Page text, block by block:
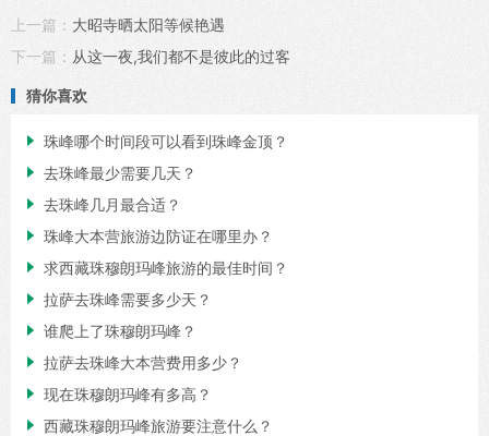
上一篇： 大昭寺晒太阳等候艳遇
下一篇： 从这一夜,我们都不是彼此的过客
猜你喜欢
 珠峰哪个时间段可以看到珠峰金顶？
 去珠峰最少需要几天？
 去珠峰几月最合适？
 珠峰大本营旅游边防证在哪里办？
 求西藏珠穆朗玛峰旅游的最佳时间？
 拉萨去珠峰需要多少天？
 谁爬上了珠穆朗玛峰？
 拉萨去珠峰大本营费用多少？
 现在珠穆朗玛峰有多高？
 西藏珠穆朗玛峰旅游要注意什么？